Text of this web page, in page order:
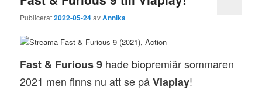
Publicerat2022-05-24avAnnika
Fast & Furious 9 hade biopremiär sommaren
2021 men finns nu att se påViaplay!